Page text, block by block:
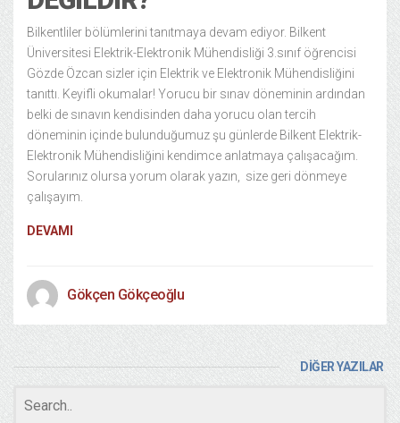
Bilkentliler bölümlerini tanıtmaya devam ediyor. Bilkent
Üniversitesi Elektrik-Elektronik Mühendisliği 3.sınıf öğrencisi
Gözde Özcan sizler için Elektrik ve Elektronik Mühendisliğini
tanıttı. Keyifli okumalar! Yorucu bir sınav döneminin ardından
belki de sınavın kendisinden daha yorucu olan tercih
döneminin içinde bulunduğumuz şu günlerde Bilkent Elektrik-
Elektronik Mühendisliğini kendimce anlatmaya çalışacağım.
Sorularınız olursa yorum olarak yazın, size geri dönmeye
çalışayım.
DEVAMI
Gökçen Gökçeoğlu
DİĞER YAZILAR